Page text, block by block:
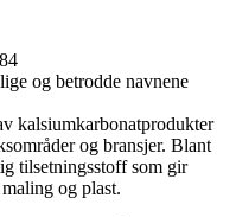
og betrodde navnene
kalsiumkarbonatprodukter
og bransjer. Blant
tilsetningsstoff som gir
og plast.